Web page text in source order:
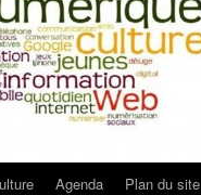
Agenda Plan du site